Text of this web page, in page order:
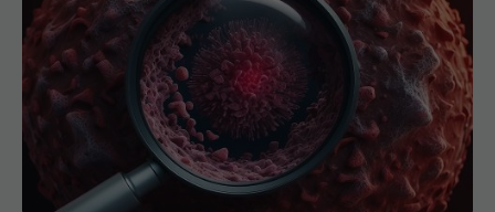
EXCLUSIV
tratamentului oncologic. Conf. dr. Viorica Rădoi:
Facem plan de screening. Diagnostic precoce. Dr.
Eduard Dănăilă: Sunt gratuite
29 iun 2025, 18:01